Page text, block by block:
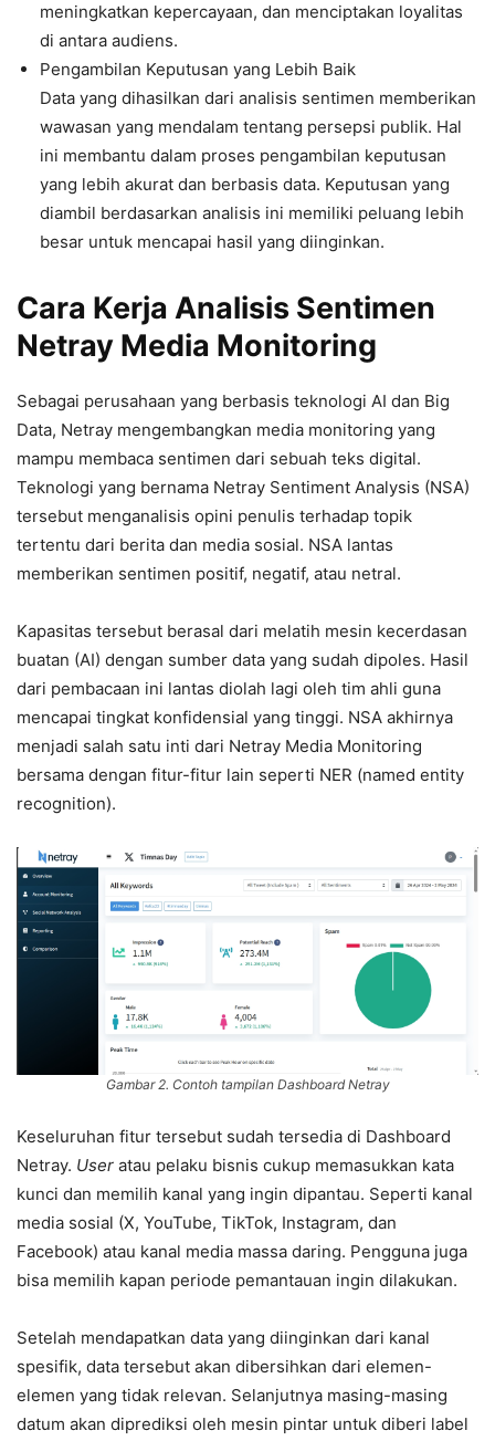
meningkatkan kepercayaan, dan menciptakan loyalitas
di antara audiens.
Pengambilan Keputusan yang Lebih Baik
Data yang dihasilkan dari analisis sentimen memberikan
wawasan yang mendalam tentang persepsi publik. Hal
ini membantu dalam proses pengambilan keputusan
yang lebih akurat dan berbasis data. Keputusan yang
diambil berdasarkan analisis ini memiliki peluang lebih
besar untuk mencapai hasil yang diinginkan.
Cara Kerja Analisis Sentimen
Netray Media Monitoring
Sebagai perusahaan yang berbasis teknologi AI dan Big
Data, Netray mengembangkan media monitoring yang
mampu membaca sentimen dari sebuah teks digital.
Teknologi yang bernama Netray Sentiment Analysis (NSA)
tersebut menganalisis opini penulis terhadap topik
tertentu dari berita dan media sosial. NSA lantas
memberikan sentimen positif, negatif, atau netral.
Kapasitas tersebut berasal dari melatih mesin kecerdasan
buatan (AI) dengan sumber data yang sudah dipoles. Hasil
dari pembacaan ini lantas diolah lagi oleh tim ahli guna
mencapai tingkat konfidensial yang tinggi. NSA akhirnya
menjadi salah satu inti dari Netray Media Monitoring
bersama dengan fitur-fitur lain seperti NER (named entity
recognition).
Gambar 2. Contoh tampilan Dashboard Netray
Keseluruhan fitur tersebut sudah tersedia di Dashboard
Netray. User atau pelaku bisnis cukup memasukkan kata
kunci dan memilih kanal yang ingin dipantau. Seperti kanal
media sosial (X, YouTube, TikTok, Instagram, dan
Facebook) atau kanal media massa daring. Pengguna juga
bisa memilih kapan periode pemantauan ingin dilakukan.
Setelah mendapatkan data yang diinginkan dari kanal
spesifik, data tersebut akan dibersihkan dari elemen-
elemen yang tidak relevan. Selanjutnya masing-masing
datum akan diprediksi oleh mesin pintar untuk diberi label